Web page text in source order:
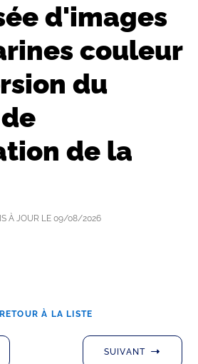
d'images
couleur
du
de la
À JOUR LE 09/08/2026
RETOUR À LA LISTE
SUIVANT